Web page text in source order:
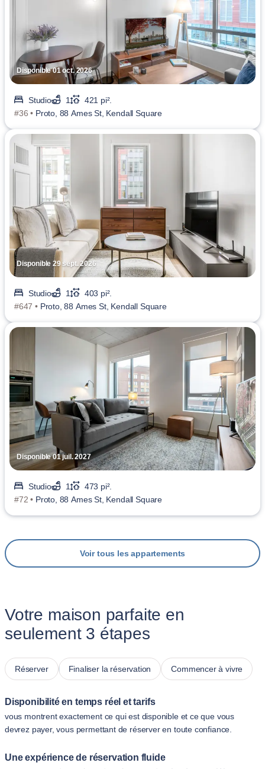
Disponible 01 oct. 2026
Studio 1
421 pi².
#36 • Proto, 88 Ames St, Kendall Square
Disponible 29 sept. 2026
Studio 1
403 pi².
#647 • Proto, 88 Ames St, Kendall Square
Disponible 01 juil. 2027
Studio 1
473 pi².
#72 • Proto, 88 Ames St, Kendall Square
Voir tous les appartements
Votre maison parfaite en
seulement 3 étapes
Réserver Finaliser la réservation Commencer à vivre
Disponibilité en temps réel et tarifs
vous montrent exactement ce qui est disponible et ce que vous
devrez payer, vous permettant de réserver en toute confiance.
Une expérience de réservation fluide